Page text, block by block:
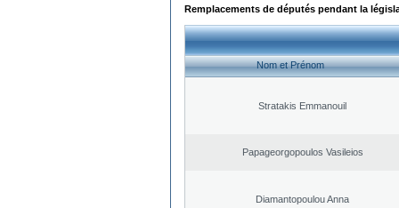
Remplacements de députés pendant la
Nom et Prénom
Stratakis Emmanouil
Papageorgopoulos Vasileios
Diamantopoulou Anna